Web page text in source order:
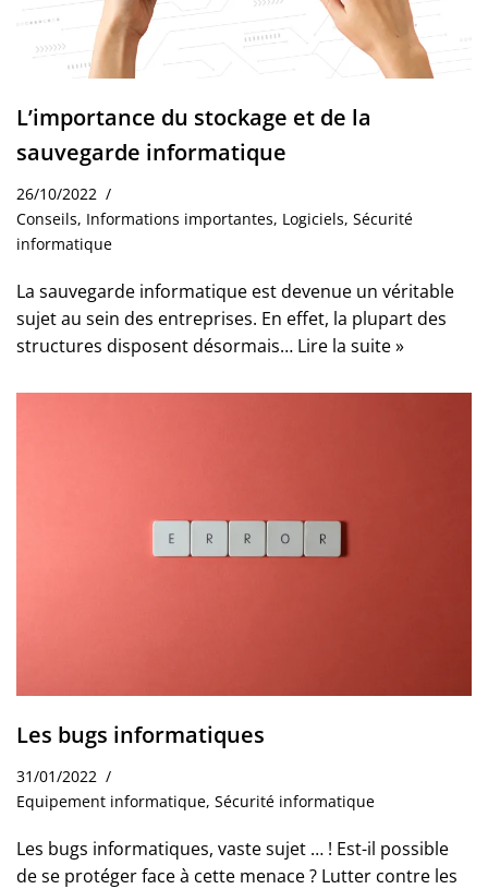
L’importance du stockage et de la
sauvegarde informatique
26/10/2022
Conseils, Informations importantes, Logiciels, Sécurité
informatique
La sauvegarde informatique est devenue un véritable
sujet au sein des entreprises. En effet, la plupart des
structures disposent désormais… Lire la suite »
Les bugs informatiques
31/01/2022
Equipement informatique, Sécurité informatique
Les bugs informatiques, vaste sujet … ! Est-il possible
de se protéger face à cette menace ? Lutter contre les